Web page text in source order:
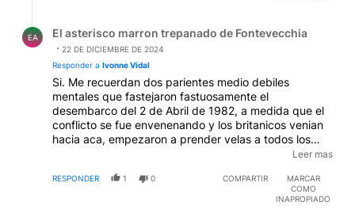
EA El asterisco marron trepanado de Fontevecchia
22 DE DICIEMBRE DE 2024
Responder a Ivonne Vidal
Si. Me recuerdan dos parientes medio debiles
mentales que fastejaron fastuosamente el
desembarco del 2 de Abril de 1982, a medida que el
conflicto se fue envenenando y los britanicos venian
hacia aca, empezaron a prender velas a todos los
santos, sus hijos habian hecho el servicio militar en
Para estos guapos de ferreteria toda guerra es una
EDITADO
Leer mas
RESPONDER 1 0 COMPARTIR
MARCAR
COMO
INAPROPIADO